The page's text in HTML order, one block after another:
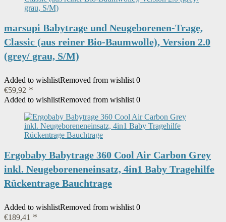
marsupi Babytrage und Neugeborenen-Trage,
Classic (aus reiner Bio-Baumwolle), Version 2.0
(grey/ grau, S/M)
Added to wishlistRemoved from wishlist 0
€59,92
Added to wishlistRemoved from wishlist 0
Ergobaby Babytrage 360 Cool Air Carbon Grey
inkl. Neugeboreneneinsatz, 4in1 Baby Tragehilfe
Rückentrage Bauchtrage
Added to wishlistRemoved from wishlist 0
€189,41